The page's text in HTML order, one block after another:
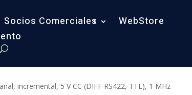
Socios Comerciales
WebStore
incremental, 5 V CC (DIFF RS422, TTL), 1 MHz